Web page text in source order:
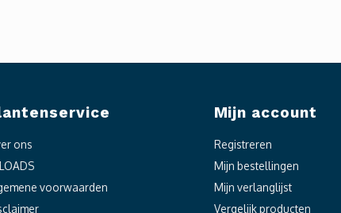
ons
voorwaarden
Mijn account
Registreren
Mijn bestellingen
Mijn verlanglijst
Vergelijk producten